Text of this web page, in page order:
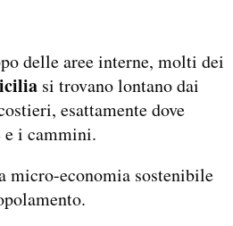
delle aree interne, molti dei
si trovano lontano dai
esattamente dove
e i cammini.
micro-economia sostenibile